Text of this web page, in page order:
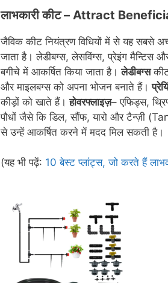
लाभकारी कीट – Attract
जैविक कीट नियंत्रण विधियों में से यह सबसे
जाता है। लेडीबग्स, लेसविंग्स, प्रेइंग मैन्टिस
बगीचे में आकर्षित किया जाता है।लेडीबग्स
और माइलबग्स को अपना भोजन बनाते हैं।
कीड़ों को खाते हैं।होवरफ्लाइज़– एफिड्स,
पौधों जैसे कि डिल, सौंफ, यारो और टैन्ज़ी
से उन्हें आकर्षित करने में मदद मिल सकती है।
(यह भी पढ़ें: 10 बेस्ट प्लांट्स, जो करते हैं